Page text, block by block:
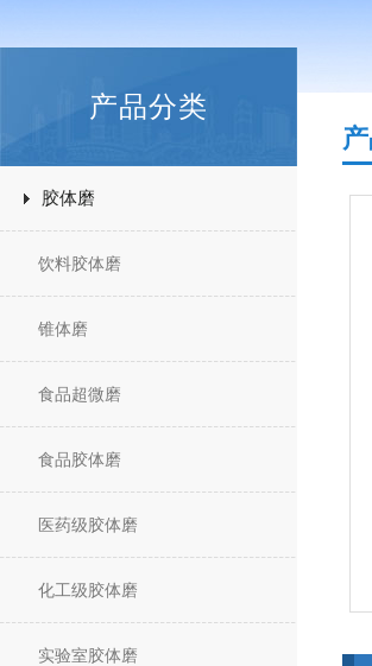
产品分类
胶体磨
饮料胶体磨
锥体磨
食品超微磨
食品胶体磨
医药级胶体磨
化工级胶体磨
实验室胶体磨